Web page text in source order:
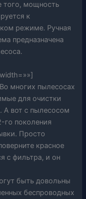
того, мощность
к
режиме. Ручная
предназначена
многих пылесосах
для очистки
А вот с пылесосом
го поколения
Просто
красное
с фильтра, и он
быть довольны
беспроводных